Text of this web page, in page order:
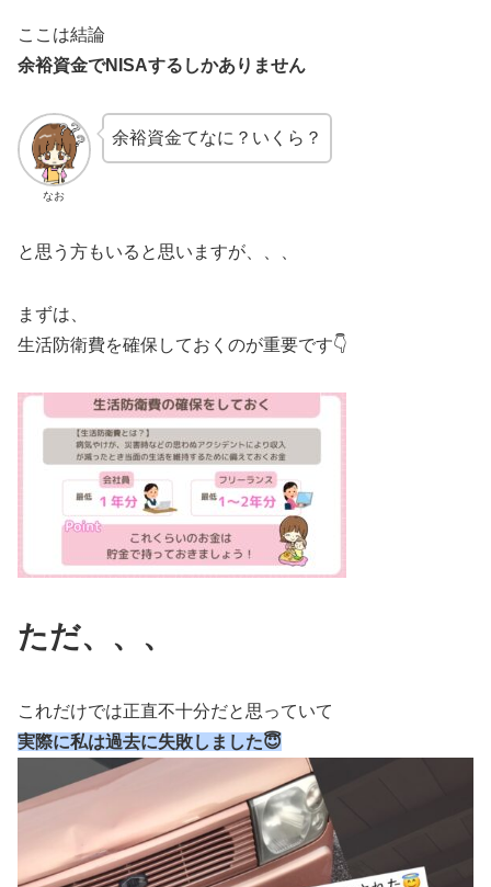
ここは結論
余裕資金でNISAするしかありません
なお
余裕資金てなに？いくら？
と思う方もいると思いますが、、、
まずは、
生活防衛費を確保しておくのが重要です👇
ただ、、、
これだけでは正直不十分だと思っていて
実際に私は過去に失敗しました😇